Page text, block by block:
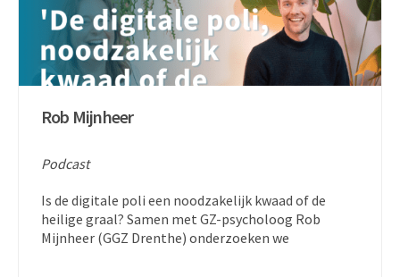
Rob Mijnheer
Podcast
Is de digitale poli een noodzakelijk kwaad of de
heilige graal? Samen met GZ-psycholoog Rob
Mijnheer (GGZ Drenthe) onderzoeken we